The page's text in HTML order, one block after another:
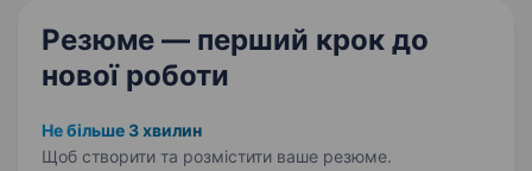
Резюме — перший крок до
нової роботи
Не більше 3 хвилин
Щоб створити та розмістити ваше резюме.